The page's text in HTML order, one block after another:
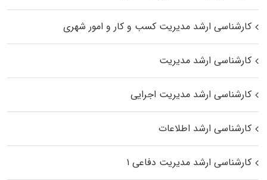
کارشناسی ارشد مدیریت کسب و کار و امور شهری
کارشناسی ارشد مدیریت
کارشناسی ارشد مدیریت اجرایی
کارشناسی ارشد اطلاعات
کارشناسی ارشد مدیریت دفاعی ۱